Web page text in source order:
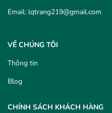
Email: lqtrang219@gmail.com
VỀ CHÚNG TÔI
Thông tin
Blog
CHÍNH SÁCH KHÁCH HÀNG